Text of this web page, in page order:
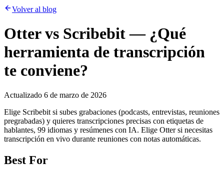
Volver al blog
Otter vs Scribebit — ¿Qué
herramienta de transcripción
te conviene?
Actualizado 6 de marzo de 2026
Elige Scribebit si subes grabaciones (podcasts, entrevistas, reuniones
pregrabadas) y quieres transcripciones precisas con etiquetas de
hablantes, 99 idiomas y resúmenes con IA. Elige Otter si necesitas
transcripción en vivo durante reuniones con notas automáticas.
Best For